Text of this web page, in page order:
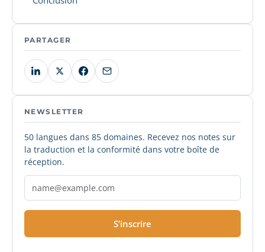
PARTAGER
NEWSLETTER
50 langues dans 85 domaines. Recevez nos notes sur
la traduction et la conformité dans votre boîte de
réception.
S’inscrire